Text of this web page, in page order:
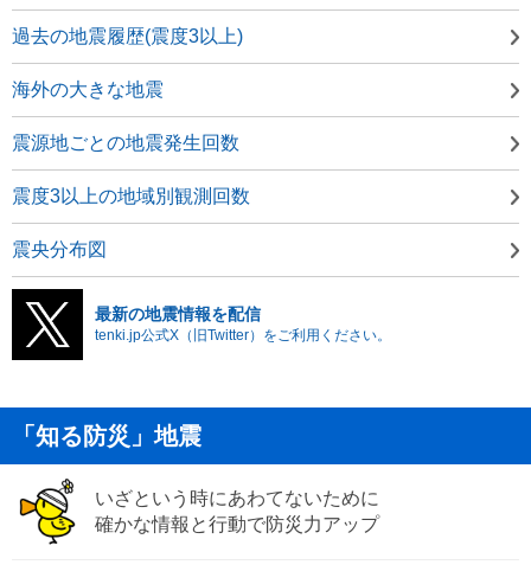
過去の地震履歴(震度3以上)
海外の大きな地震
震源地ごとの地震発生回数
震度3以上の地域別観測回数
震央分布図
最新の地震情報を配信
tenki.jp公式X（旧Twitter）をご利用ください。
「知る防災」地震
いざという時にあわてないために
確かな情報と行動で防災力アップ